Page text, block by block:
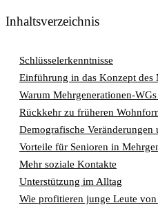
Inhaltsverzeichnis
Schlüsselerkenntnisse
Einführung in das Konzept des
Warum Mehrgenerationen-
Rückkehr zu früheren
Demografische Veränderungen
Vorteile für Senioren in
Mehr soziale Kontakte
Unterstützung im Alltag
Wie profitieren junge Leute